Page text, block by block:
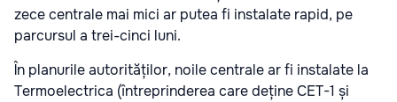
zece centrale mai mici ar putea fi instalate rapid, pe
parcursul a trei-cinci luni.
În planurile autorităților, noile centrale ar fi instalate la
Termoelectrica (întreprinderea care deține CET-1 și